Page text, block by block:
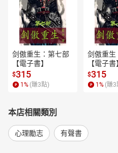
剑傲重生：第七部
【電子書】
$315
1 % (賺3點)
剑傲重生
【電子書
$315
1 % (賺3
本店相關類別
心理勵志 有聲書